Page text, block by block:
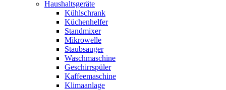
Haushaltsgeräte
Kühlschrank
Küchenhelfer
Standmixer
Mikrowelle
Staubsauger
Waschmaschine
Geschirrspüler
Kaffeemaschine
Klimaanlage